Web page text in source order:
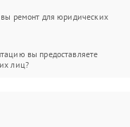
ремонт для юридических
вы предоставляете
лиц?